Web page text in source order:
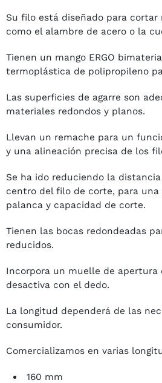
Su filo está diseñado para cortar
como el alambre de acero o la
Tienen un mango ERGO
termoplástica de polipropileno
Las superficies de agarre son
materiales redondos y planos.
Llevan un remache para un
y una alineación precisa de los
Se ha ido reduciendo la
centro del filo de corte, para una
palanca y capacidad de corte.
Tienen las bocas redondeadas
reducidos.
Incorpora un muelle de apertura
desactiva con el dedo.
La longitud dependerá de las
consumidor.
Comercializamos en varias
160 mm